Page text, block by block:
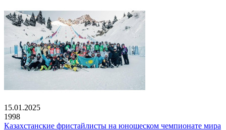
15.01.2025
1998
Казахстанские фристайлисты на юношеском чемпионате мира